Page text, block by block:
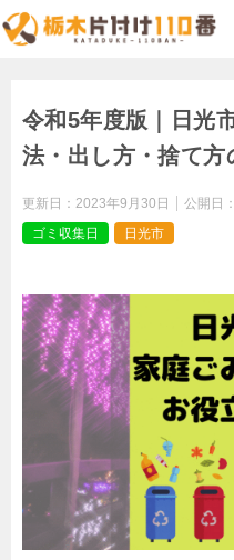
令和5年度版｜日光
法・出し方・捨て方
更新日： 2023年9月30日 公開日：
ゴミ収集日
日光市